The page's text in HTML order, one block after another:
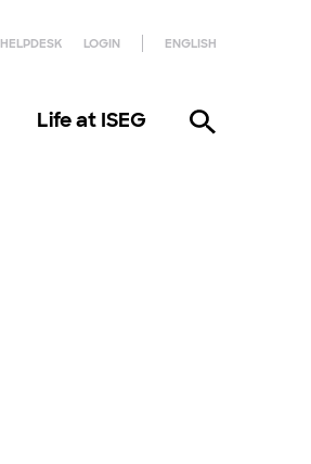
HELPDESK LOGIN ENGLISH
Life at ISEG